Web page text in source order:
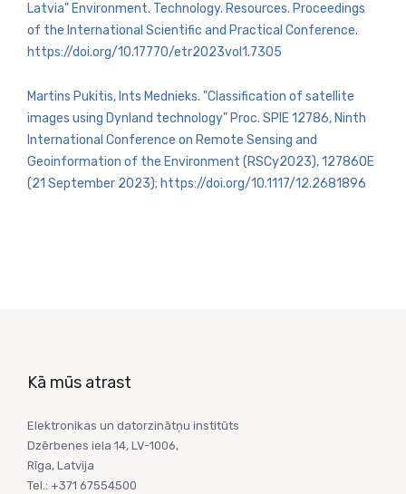
Latvia" Environment. Technology. Resources. Proceedings
of the International Scientific and Practical Conference.
https://doi.org/10.17770/etr2023vol1.7305
Martins Pukitis, Ints Mednieks. "Classification of satellite
images using Dynland technology" Proc. SPIE 12786, Ninth
International Conference on Remote Sensing and
Geoinformation of the Environment (RSCy2023), 127860E
(21 September 2023); https://doi.org/10.1117/12.2681896
Kā mūs atrast
Elektronikas un datorzinātņu institūts
Dzērbenes iela 14, LV-1006,
Rīga, Latvija
Tel.: +371 67554500